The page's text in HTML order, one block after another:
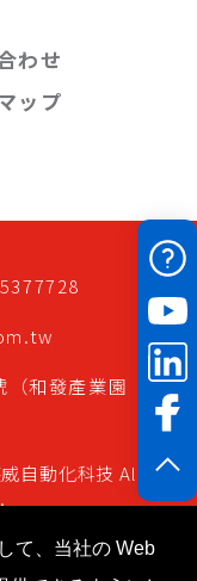
わせ
ップ
（和發產業園
自動化科技 All
て、当社の Web